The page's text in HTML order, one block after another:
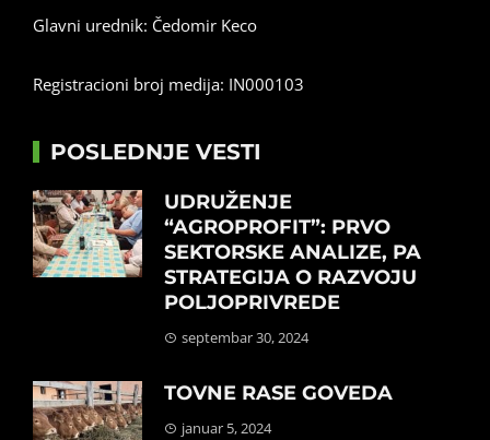
Glavni urednik: Čedomir Keco
Registracioni broj medija: IN000103
POSLEDNJE VESTI
UDRUŽENJE
“AGROPROFIT”: PRVO
SEKTORSKE ANALIZE, PA
STRATEGIJA O RAZVOJU
POLJOPRIVREDE
septembar 30, 2024
TOVNE RASE GOVEDA
januar 5, 2024